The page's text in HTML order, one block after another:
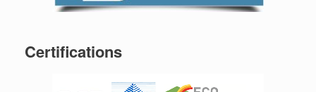
Certifications